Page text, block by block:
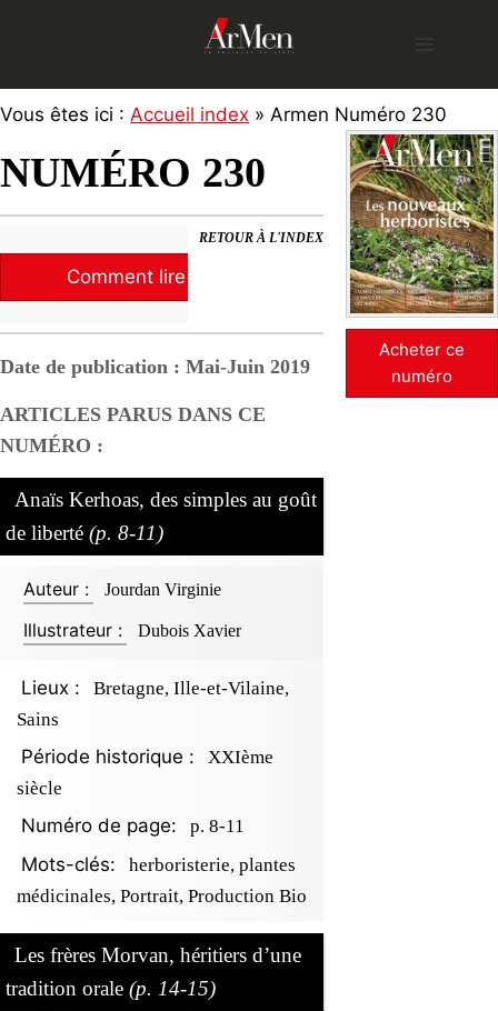
Vous êtes ici : Accueil index » Armen Numéro 230
NUMÉRO 230
RETOUR À L'INDEX
Comment lire la revue ?
Date de publication : Mai-Juin 2019
ARTICLES PARUS DANS CE
NUMÉRO :
Anaïs Kerhoas, des simples au goût
de liberté (p. 8-11)
Auteur : Jourdan Virginie
Illustrateur : Dubois Xavier
Lieux :
Bretagne, Ille-et-Vilaine,
Sains
Période historique :
XXIème
siècle
Numéro de page: p. 8-11
Mots-clés:
herboristerie, plantes
médicinales, Portrait, Production Bio
Les frères Morvan, héritiers d’une
tradition orale (p. 14-15)
Acheter ce
numéro